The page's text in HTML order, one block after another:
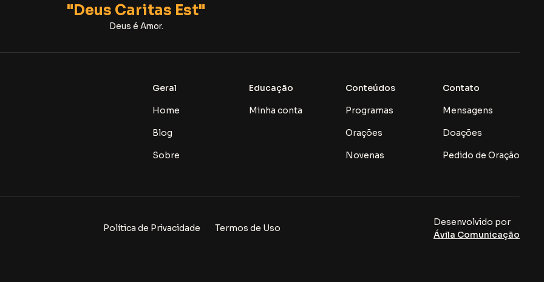
"Deus Caritas Est"
Deus é Amor.
Geral
Home
Blog
Sobre
Educação
Minha conta
Conteúdos
Programas
Orações
Novenas
Contato
Mensagens
Doações
Pedido de Oração
Política de Privacidade Termos de Uso
Desenvolvido por
Ávila Comunicação